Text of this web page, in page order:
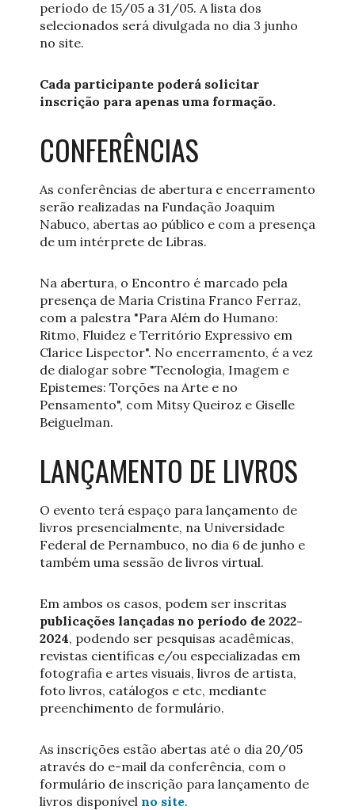
período de 15/05 a 31/05. A lista dos
selecionados será divulgada no dia 3 junho
no site.
Cada participante poderá solicitar
inscrição para apenas uma formação.
CONFERÊNCIAS
As conferências de abertura e encerramento
serão realizadas na Fundação Joaquim
Nabuco, abertas ao público e com a presença
de um intérprete de Libras.
Na abertura, o Encontro é marcado pela
presença de Maria Cristina Franco Ferraz,
com a palestra "Para Além do Humano:
Ritmo, Fluidez e Território Expressivo em
Clarice Lispector". No encerramento, é a vez
de dialogar sobre "Tecnologia, Imagem e
Epistemes: Torções na Arte e no
Pensamento", com Mitsy Queiroz e Giselle
Beiguelman.
LANÇAMENTO DE LIVROS
O evento terá espaço para lançamento de
livros presencialmente, na Universidade
Federal de Pernambuco, no dia 6 de junho e
também uma sessão de livros virtual.
Em ambos os casos, podem ser inscritas
publicações lançadas no período de 2022-
2024, podendo ser pesquisas acadêmicas,
revistas científicas e/ou especializadas em
fotografia e artes visuais, livros de artista,
foto livros, catálogos e etc, mediante
preenchimento de formulário.
As inscrições estão abertas até o dia 20/05
através do e-mail da conferência, com o
formulário de inscrição para lançamento de
livros disponível no site.